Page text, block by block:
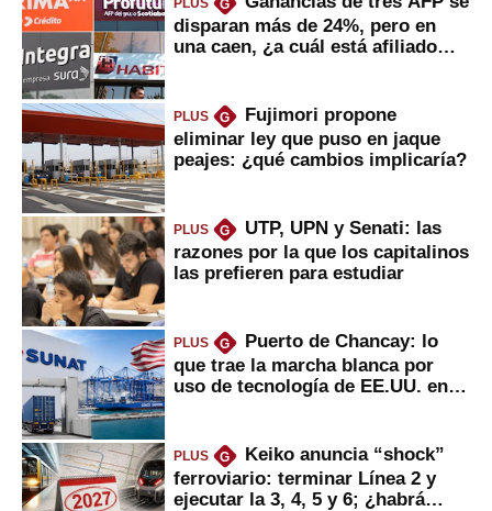
G
disparan más de 24%, pero en
una caen, ¿a cuál está afiliado
PLUS G
Fujimori propone
eliminar ley que puso en jaque
peajes: ¿qué cambios implicaría?
PLUS G
UTP, UPN y Senati: las
razones por la que los capitalinos
las prefieren para estudiar
PLUS G
Puerto de Chancay: lo
que trae la marcha blanca por
uso de tecnología de EE.UU. en
PLUS G
Keiko anuncia “shock”
ferroviario: terminar Línea 2 y
ejecutar la 3, 4, 5 y 6; ¿habrá